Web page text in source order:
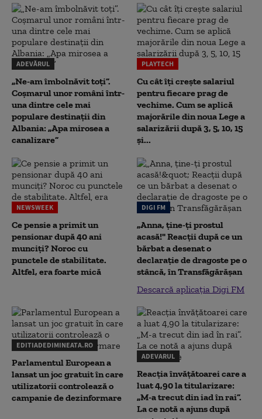
ADEVĂRUL
„Ne-am îmbolnăvit toți”.
Coșmarul unor români într-
una dintre cele mai
populare destinații din
Albania: „Apa mirosea a
canalizare”
PLAYTECH
Cu cât îți crește salariul
pentru fiecare prag de
vechime. Cum se aplică
majorările din noua Lege a
salarizării după 3, 5, 10, 15
și...
NEWSWEEK
Ce pensie a primit un
pensionar după 40 ani
munciți? Noroc cu
punctele de stabilitate.
Altfel, era foarte mică
DIGI FM
„Anna, ţine-ţi prostul
acasă!" Reacţii după ce un
bărbat a desenat o
declaraţie de dragoste pe o
stâncă, în Transfăgărăşan
Descarcă aplicația Digi FM
EDITIADEDIMINEATA.RO
Parlamentul European a
lansat un joc gratuit în care
utilizatorii controlează o
campanie de dezinformare
ADEVARUL
Reacția învățătoarei care a
luat 4,90 la titularizare:
„M-a trecut din iad în rai”.
La ce notă a ajuns după